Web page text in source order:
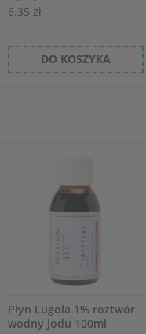
6.35 zł
DO KOSZYKA
Płyn Lugola 1% roztwór
wodny jodu 100ml